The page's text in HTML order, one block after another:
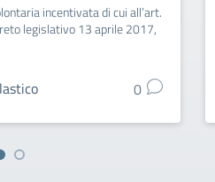
incentivata di cui all’art.
legislativo 13 aprile 2017,
0